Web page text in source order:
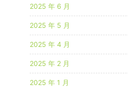
2025 年 6 月
2025 年 5 月
2025 年 4 月
2025 年 2 月
2025 年 1 月